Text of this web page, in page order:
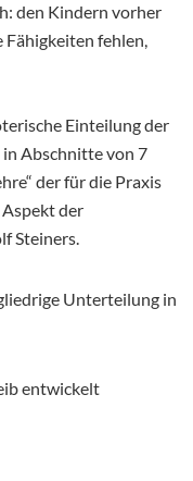
den Kindern vorher
Fähigkeiten fehlen,
Einteilung der
Abschnitte von 7
der für die Praxis
der
Steiners.
Unterteilung in
entwickelt